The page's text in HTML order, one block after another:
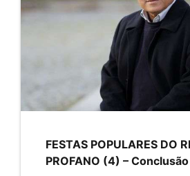
FESTAS POPULARES DO
PROFANO (4) – Conclusão